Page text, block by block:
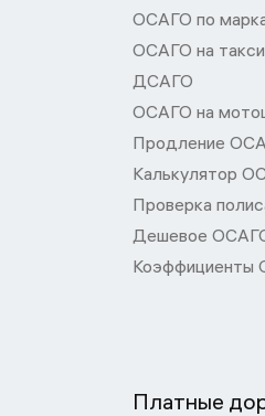
ОСАГО по
ОСАГО на такси
ДСАГО
ОСАГО на
Продление
Калькулятор
Проверка
Дешевое
Платные